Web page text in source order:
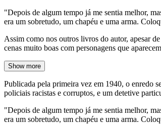
"Depois de algum tempo já me sentia melhor,
era um sobretudo, um chapéu e uma arma.
Assim como nos outros livros do autor, apesar
cenas muito boas com personagens que
Show more
Publicada pela primeira vez em 1940, o enredo
policiais racistas e corruptos, e um detetive
"Depois de algum tempo já me sentia melhor,
era um sobretudo, um chapéu e uma arma.